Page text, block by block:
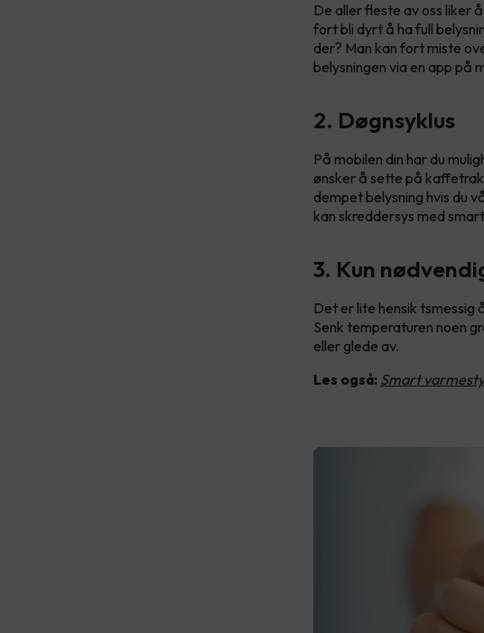
De aller fleste av oss liker
fort bli dyrt å ha full
der? Man kan fort miste
belysningen via en app på
2. Døgnsyklus
På mobilen din har du
ønsker å sette på
dempet belysning hvis du
kan skreddersys med
3. Kun
Det er lite hensik tsmessig
Senk temperaturen noen
eller glede av.
Les også: Smart